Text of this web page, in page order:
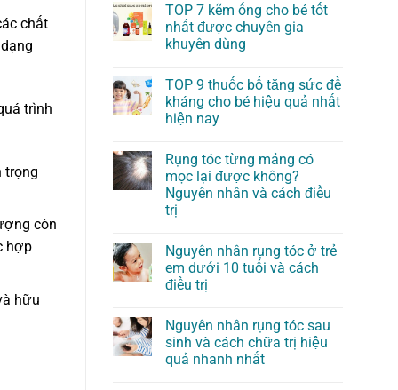
chất
trình
trọng
còn
hợp
hữu
TOP 7 kẽm ống cho bé tốt
nhất được chuyên gia
khuyên dùng
TOP 9 thuốc bổ tăng sức đề
kháng cho bé hiệu quả nhất
hiện nay
Rụng tóc từng mảng có
mọc lại được không?
Nguyên nhân và cách điều
trị
Nguyên nhân rụng tóc ở trẻ
em dưới 10 tuổi và cách
điều trị
Nguyên nhân rụng tóc sau
sinh và cách chữa trị hiệu
quả nhanh nhất